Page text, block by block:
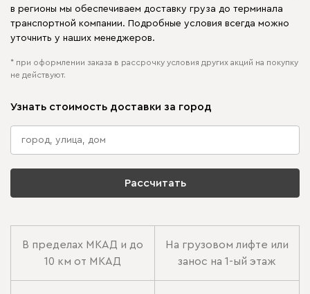
в регионы мы обеспечиваем доставку груза до терминала
транспортной компании. Подробные условия всегда можно
уточнить у наших менеджеров.
* при оформлении заказа в рассрочку условия других акций на покупку
не действуют.
Узнать стоимость доставки за город
Рассчитать
В пределах МКАД и до
10 км от МКАД
На грузовом лифте или
занос на 1-ый этаж